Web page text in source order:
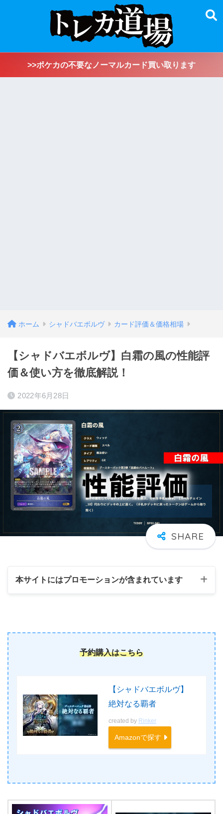
>>ポケカの不要なノーマルカード買い取ります
ホーム シャドバエボルヴ カード評価＆価格相場
【シャドバエボルヴ】白霜の風の性能評
価＆使い方を徹底解説！
2022年6月28日
本サイトにはプロモーションが含まれています
予約購入はこちら
【シャドバエボルヴ】
絶対なる覇者
created by Rinker
Amazonで探す